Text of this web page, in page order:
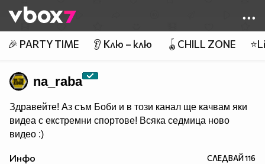
👾
🎉 PARTY TIME 👂 Клю – клю 🪀CHILL ZONE
na_raba
Здравейте! Аз съм Боби и в този канал ще качвам яки
видеа с екстремни спортове! Всяка седмица ново
видео :)
Инфо СЛЕДВАЙ116